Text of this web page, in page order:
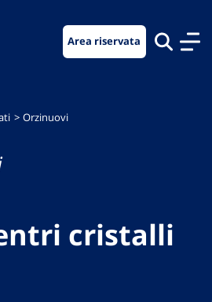
Area riservata
Orzinuovi
cristalli